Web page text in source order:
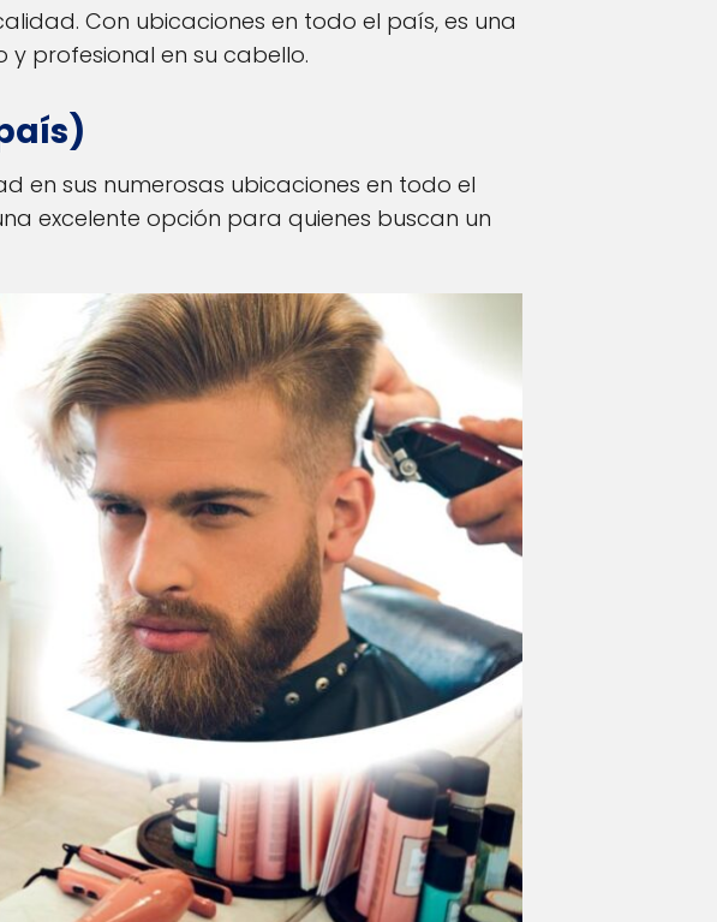
Con ubicaciones en todo el país, es una
profesional en su cabello.
en sus numerosas ubicaciones en todo el
excelente opción para quienes buscan un